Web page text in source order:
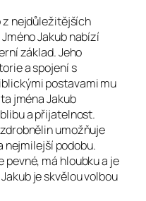
z nejdůležitějších
Jakub nabízí
základ. Jeho
a spojení s
postavami mu
jména Jakub
a přijatelnost.
umožňuje
nejmilejší podobu.
pevné, má hloubku a je
je skvělou volbou